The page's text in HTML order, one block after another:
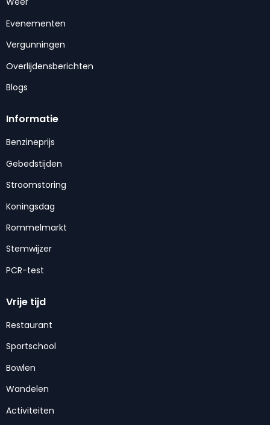
Evenementen
Vergunningen
Overlijdensberichten
Blogs
Informatie
Benzineprijs
Gebedstijden
Stroomstoring
Koningsdag
Rommelmarkt
Stemwijzer
PCR-test
Vrije tijd
Restaurant
Sportschool
Bowlen
Wandelen
Activiteiten